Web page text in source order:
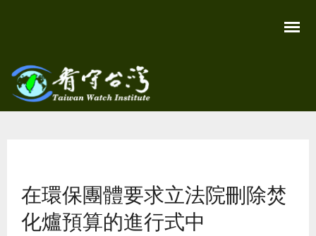
容
Watch
在環保團體要求立法院刪除焚
化爐預算的進行式中